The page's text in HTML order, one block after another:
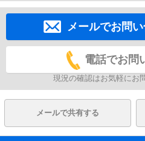
メールでお問
電話でお問
現況の確認はお気軽にお
メールで共有する